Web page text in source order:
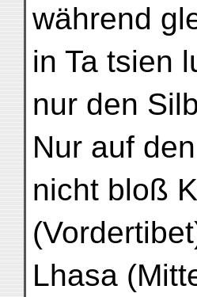
während
in Ta tsien
nur den
Nur auf
nicht bloß
Lhasa